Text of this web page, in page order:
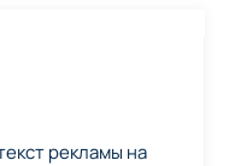
рекламы на